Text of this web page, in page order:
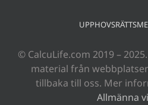
© CalcuLife.com 2019 –
material från
tillbaka till oss. Mer
Allmänna